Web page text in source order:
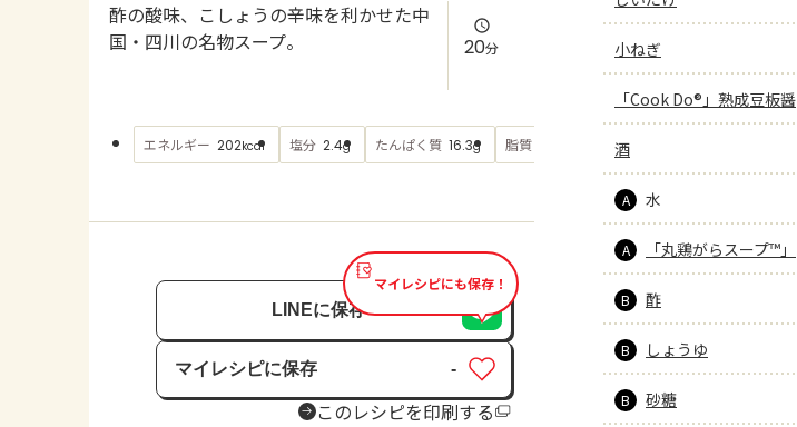
酢の酸味、こしょうの辛味を利かせた中
国・四川の名物スープ。
20分
エネルギー 202kcal 塩分 2.4g たんぱく質 16.3g 脂質 もっと見る
マイレシピにも保存！
LINEに保存
マイレシピに保存
保存済み
-
このレシピを印刷する
小ねぎ
「Cook Do®」熟成豆板醤
酒
A 水
A 「丸鶏がらスープ™」
B 酢
B しょうゆ
B 砂糖